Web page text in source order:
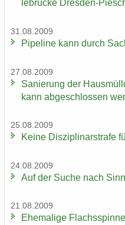
le­brü­cke Dresden-​
31.08.2009
Pipe­line kann durch
27.08.2009
Sa­nie­rung der
kann ab­ge­schlos­sen
25.08.2009
Keine Dis­zi­pli­nar­stra­fe
24.08.2009
Auf der Suche nach
21.08.2009
Ehe­ma­li­ge